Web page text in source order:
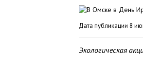
Дата публикации 8
Экологическая